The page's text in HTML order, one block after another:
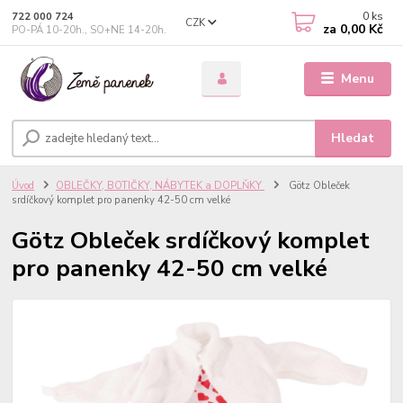
Menu
CZK
Hledat
722 000 724
PO-PÁ 10-20h., SO+NE 14-20h.
0 ks
za 0,00 Kč
Úvod OBLEČKY, BOTIČKY, NÁBYTEK a DOPLŇKY
Götz Obleček
srdíčkový komplet pro panenky 42-50 cm velké
Götz Obleček srdíčkový komplet
pro panenky 42-50 cm velké